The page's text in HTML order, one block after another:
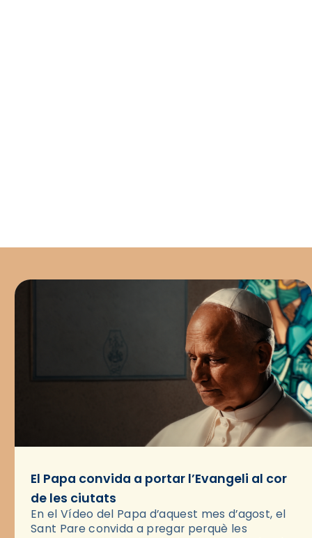
El Papa convida a portar l’Evangeli al cor
de les ciutats
En el Vídeo del Papa d’aquest mes d’agost, el
Sant Pare convida a pregar perquè les